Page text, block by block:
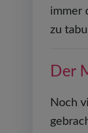
immer
zu
Der
Noch